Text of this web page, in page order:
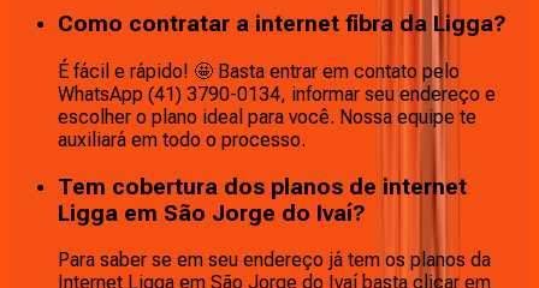
Como contratar a internet fibra da Ligga?
É fácil e rápido! 🤩 Basta entrar em contato pelo
WhatsApp (41) 3790-0134, informar seu endereço e
escolher o plano ideal para você. Nossa equipe te
auxiliará em todo o processo.
Tem cobertura dos planos de internet
Ligga em São Jorge do Ivaí?
Para saber se em seu endereço já tem os planos da
Internet Ligga em São Jorge do Ivaí basta clicar em